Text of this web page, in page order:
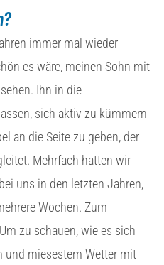
immer mal wieder
es wäre, meinen Sohn mit
Ihn in die
sich aktiv zu kümmern
an die Seite zu geben, der
Mehrfach hatten wir
uns in den letzten Jahren,
Wochen. Zum
zu schauen, wie es sich
und miesestem Wetter mit